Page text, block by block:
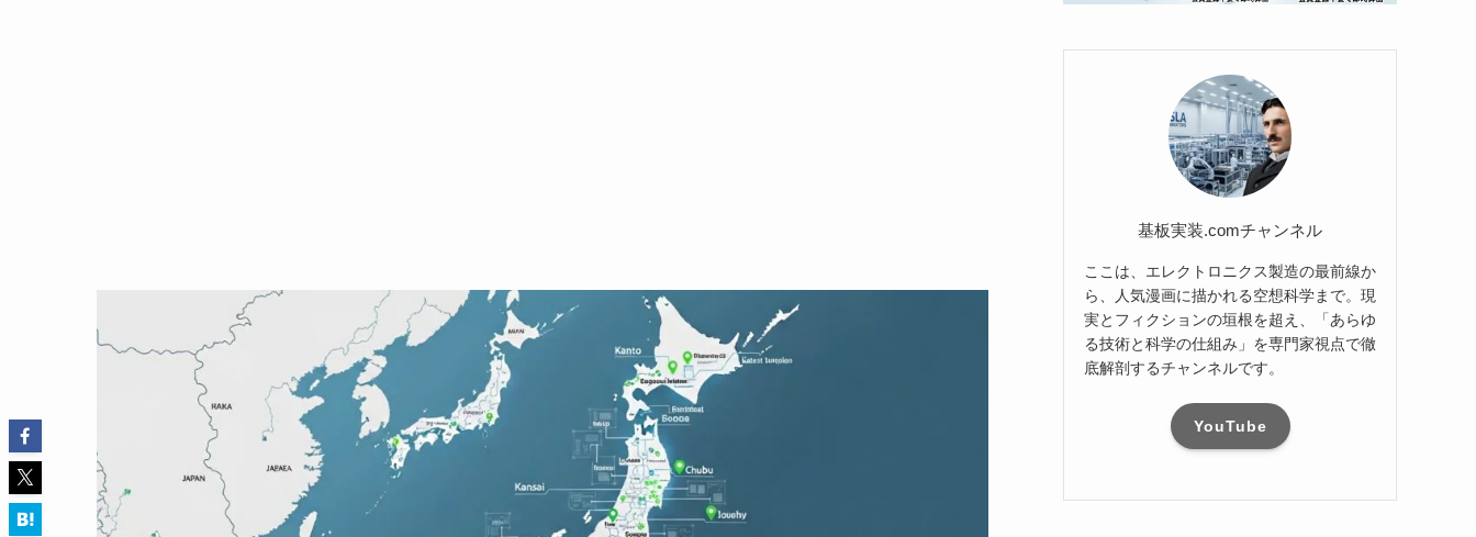
基板実装.comチャンネル
ここは、エレクトロニクス製造の最前線か
ら、人気漫画に描かれる空想科学まで。現
実とフィクションの垣根を超え、「あらゆ
る技術と科学の仕組み」を専門家視点で徹
底解剖するチャンネルです。
YouTube